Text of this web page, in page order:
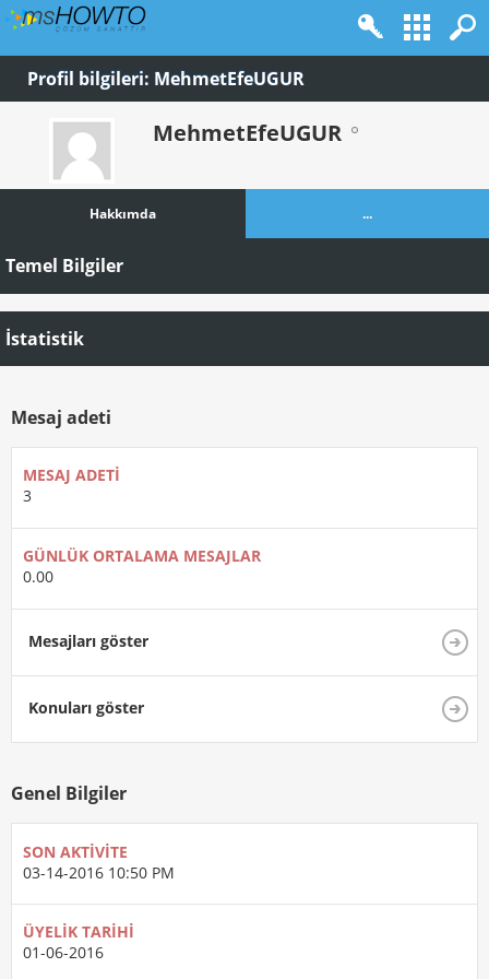
Profil bilgileri: MehmetEfeUGUR
MehmetEfeUGUR
Hakkımda ...
Temel Bilgiler
İstatistik
Mesaj adeti
MESAJ ADETI
3
GÜNLÜK ORTALAMA MESAJLAR
0.00
Mesajları göster
Konuları göster
Genel Bilgiler
SON AKTIVITE
03-14-2016 10:50 PM
ÜYELIK TARIHI
01-06-2016